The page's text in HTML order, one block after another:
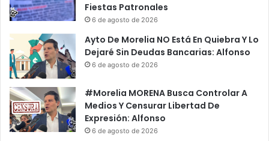
Fiestas Patronales
6 de agosto de 2026
Ayto De Morelia NO Está En Quiebra Y Lo
Dejaré Sin Deudas Bancarias: Alfonso
6 de agosto de 2026
#Morelia MORENA Busca Controlar A
Medios Y Censurar Libertad De
Expresión: Alfonso
6 de agosto de 2026